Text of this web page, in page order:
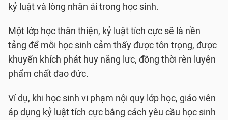
kỷ luật và lòng nhân ái trong học sinh.
Một lớp học thân thiện, kỷ luật tích cực sẽ là nền
tảng để mỗi học sinh cảm thấy được tôn trọng, được
khuyến khích phát huy năng lực, đồng thời rèn luyện
phẩm chất đạo đức.
Ví dụ, khi học sinh vi phạm nội quy lớp học, giáo viên
áp dụng kỷ luật tích cực bằng cách yêu cầu học sinh